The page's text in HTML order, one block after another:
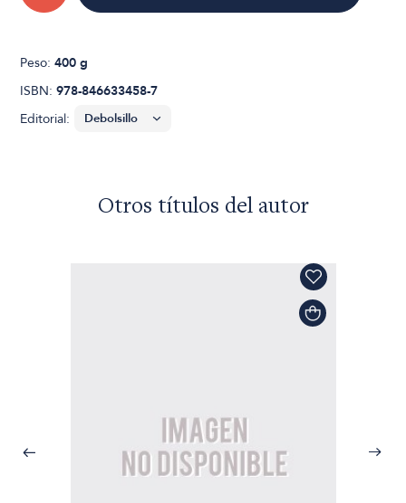
Peso:400 g
ISBN:978-846633458-7
Editorial:
Otros títulos del autor